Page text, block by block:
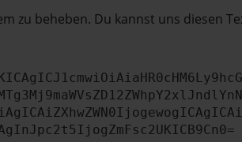
zu beheben. Du kannst uns diesen